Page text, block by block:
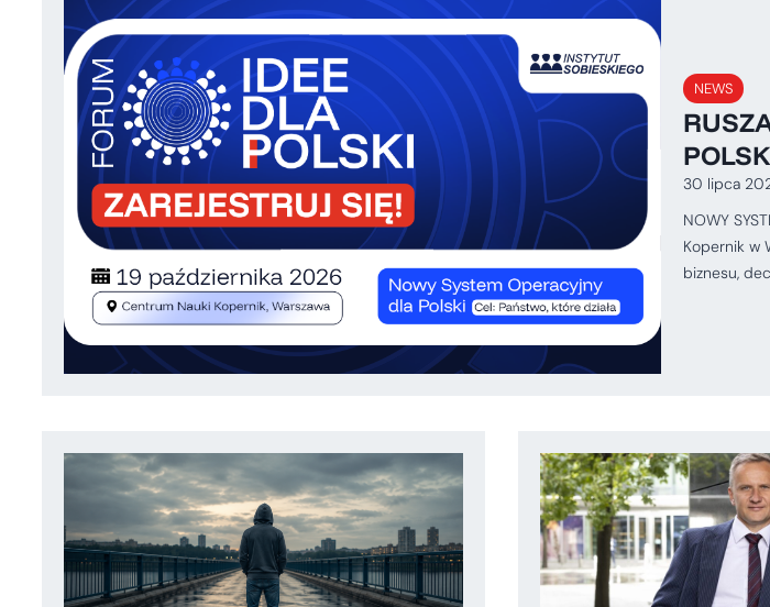
NEWS
30 lipca
NOWY
Kopernik w
biznesu,